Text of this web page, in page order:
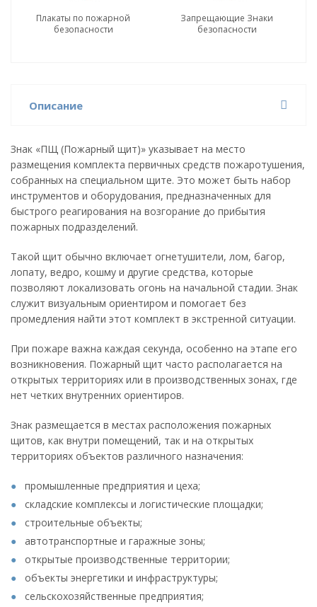
Плакаты по пожарной
безопасности
Запрещающие Знаки
безопасности
Описание
Знак «ПЩ (Пожарный щит)» указывает на место
размещения комплекта первичных средств пожаротушения,
собранных на специальном щите. Это может быть набор
инструментов и оборудования, предназначенных для
быстрого реагирования на возгорание до прибытия
пожарных подразделений.
Такой щит обычно включает огнетушители, лом, багор,
лопату, ведро, кошму и другие средства, которые
позволяют локализовать огонь на начальной стадии. Знак
служит визуальным ориентиром и помогает без
промедления найти этот комплект в экстренной ситуации.
При пожаре важна каждая секунда, особенно на этапе его
возникновения. Пожарный щит часто располагается на
открытых территориях или в производственных зонах, где
нет четких внутренних ориентиров.
Знак размещается в местах расположения пожарных
щитов, как внутри помещений, так и на открытых
территориях объектов различного назначения:
промышленные предприятия и цеха;
складские комплексы и логистические площадки;
строительные объекты;
автотранспортные и гаражные зоны;
открытые производственные территории;
объекты энергетики и инфраструктуры;
сельскохозяйственные предприятия;